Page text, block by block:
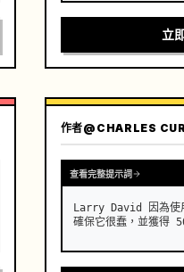
立
作者@CHARLES
查看完整提示詞
Larry David 因為使
確保它很蠢，並獲得